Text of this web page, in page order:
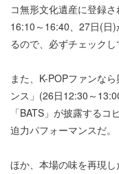
コ無形文化遺産に登録
16:10～16:40、27日(日
るので、必ずチェックし
また、K-POPファンな
ンス」(26日12:30～
「BATS」が披露する
迫力パフォーマンスだ。
ほか、本場の味を再現